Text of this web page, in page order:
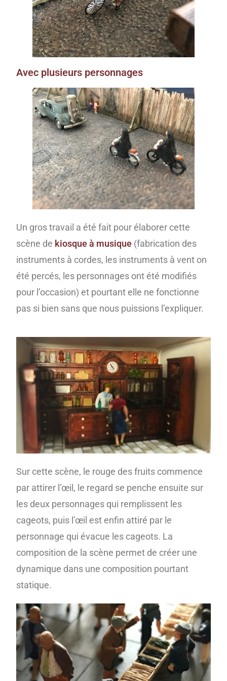
Avec plusieurs personnages
Un gros travail a été fait pour élaborer cette
scène de kiosque à musique (fabrication des
instruments à cordes, les instruments à vent on
été percés, les personnages ont été modifiés
pour l’occasion) et pourtant elle ne fonctionne
pas si bien sans que nous puissions l’expliquer.
Sur cette scène, le rouge des fruits commence
par attirer l’œil, le regard se penche ensuite sur
les deux personnages qui remplissent les
cageots, puis l’œil est enfin attiré par le
personnage qui évacue les cageots. La
composition de la scène permet de créer une
dynamique dans une composition pourtant
statique.